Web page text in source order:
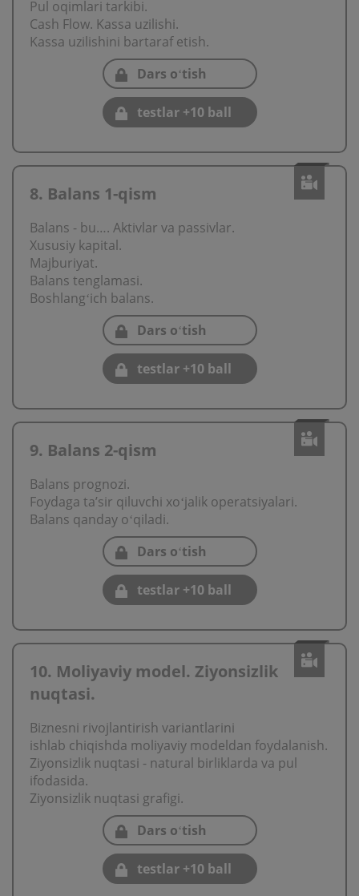
Pul oqimlari tarkibi.
Cash Flow. Kassa uzilishi.
Kassa uzilishini bartaraf etish.
Dars oʻtish
testlar +10 ball
8. Balans 1-qism
Balans - bu…. Aktivlar va passivlar.
Xususiy kapital.
Majburiyat.
Balans tenglamasi.
Boshlangʻich balans.
Dars oʻtish
testlar +10 ball
9. Balans 2-qism
Balans prognozi.
Foydaga ta’sir qiluvchi хoʻjalik operatsiyalari.
Balans qanday oʻqiladi.
Dars oʻtish
testlar +10 ball
10. Moliyaviy model. Ziyonsizlik
nuqtasi.
Biznesni rivojlantirish variantlarini
ishlab chiqishda moliyaviy modeldan foydalanish.
Ziyonsizlik nuqtasi - natural birliklarda va pul
ifodasida.
Ziyonsizlik nuqtasi grafigi.
Dars oʻtish
testlar +10 ball